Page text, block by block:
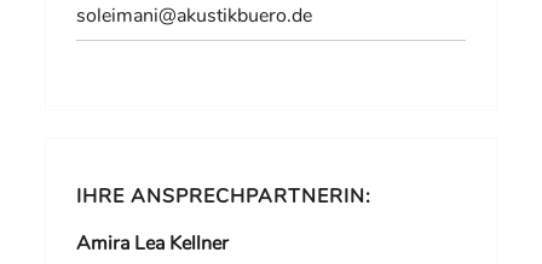
soleimani@akustikbuero.de
IHRE ANSPRECHPARTNERIN:
Amira Lea Kellner